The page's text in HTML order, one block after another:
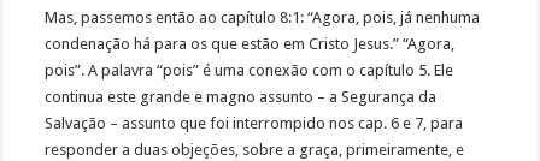
Mas, passemos então ao capítulo 8:1: “Agora, pois, já nenhuma
condenação há para os que estão em Cristo Jesus.” “Agora,
pois”. A palavra “pois” é uma conexão com o capítulo 5. Ele
continua este grande e magno assunto – a Segurança da
Salvação – assunto que foi interrompido nos cap. 6 e 7, para
responder a duas objeções, sobre a graça, primeiramente, e